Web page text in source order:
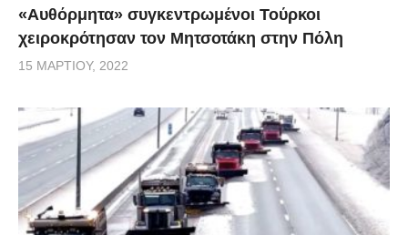
«Αυθόρμητα» συγκεντρωμένοι Τούρκοι
χειροκρότησαν τον Μητσοτάκη στην Πόλη
15 ΜΑΡΤΊΟΥ, 2022